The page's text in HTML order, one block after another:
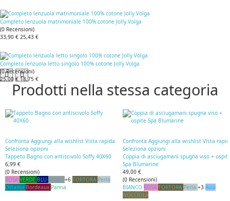
Completo lenzuola matrimoniale 100% cotone Jolly Volga
(0 Recensioni)
33,90 € 25,43 €
Completo lenzuola letto singolo 100% cotone Jolly Volga
(0Recensioni)
25,00 € 18,75 €
Prodotti nella stessa categoria
Confronta Aggiungi alla wishlist Vista rapida
Seleziona opzioni
Tappeto Bagno con antiscivolo Soffy 40X60
6,99 €
(0 Recensioni)
ROSA VERDE BLU Grigio +6 TORTORA Perla
Ottanio Bordeaux Panna
Confronta Aggiungi alla wishlist Vista
Seleziona opzioni
Coppia di asciugamani spugna viso +
Spa Blumarine
49,00 €
(0 Recensioni)
BIANCO ROSA TORTORA Perla +3 Avio
NOCCIOLA